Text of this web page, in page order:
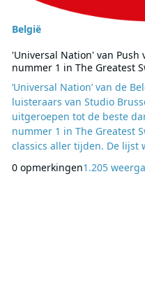
België
'Universal Nation' van
nummer 1 in The Greatest
‘Universal Nation’ van de
luisteraars van Studio
uitgeroepen tot de beste
nummer 1 in The Greatest
classics aller tijden. De lijst
Studio Brussel. Even voor
aan de nummer 1 van de lijst. ‘Universal Nation’
0 opmerkingen1.205